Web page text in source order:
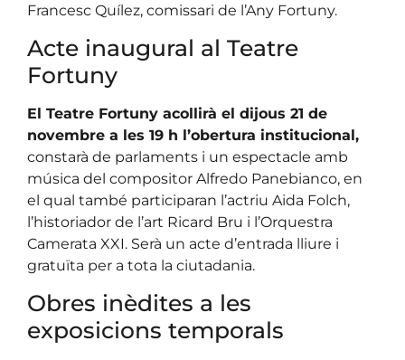
Francesc Quílez, comissari de l’Any Fortuny.
Acte inaugural al Teatre
Fortuny
El Teatre Fortuny acollirà el dijous 21 de
novembre a les 19 h l’obertura institucional,
constarà de parlaments i un espectacle amb
música del compositor Alfredo Panebianco, en
el qual també participaran l’actriu Aida Folch,
l’historiador de l’art Ricard Bru i l’Orquestra
Camerata XXI. Serà un acte d’entrada lliure i
gratuïta per a tota la ciutadania.
Obres inèdites a les
exposicions temporals